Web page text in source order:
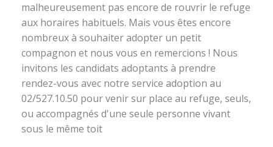
malheureusement pas encore de rouvrir le refuge
aux horaires habituels. Mais vous êtes encore
nombreux à souhaiter adopter un petit
compagnon et nous vous en remercions ! Nous
invitons les candidats adoptants à prendre
rendez-vous avec notre service adoption au
02/527.10.50 pour venir sur place au refuge, seuls,
ou accompagnés d'une seule personne vivant
sous le même toit